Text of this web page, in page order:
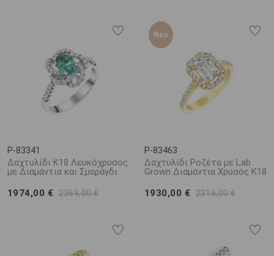
P-83341
Δαχτυλίδι Κ18 Λευκόχρυσος
με Διαμάντια και Σμαράγδι
1974,00 € 2369,00 €
Νέο
P-83463
Δαχτυλίδι Ροζέτα με Lab
Grown Διαμάντια Χρυσός K18
1930,00 € 2316,00 €